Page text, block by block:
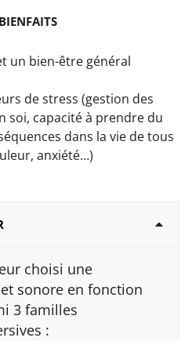
un bien-être général
de stress (gestion des
soi, capacité à prendre du
dans la vie de tous
anxiété…)
choisi une
sonore en fonction
3 familles
: